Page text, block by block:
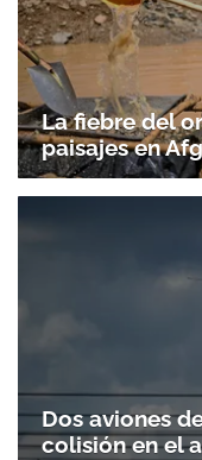
La fiebre del
paisajes en
Dos aviones
colisión en el